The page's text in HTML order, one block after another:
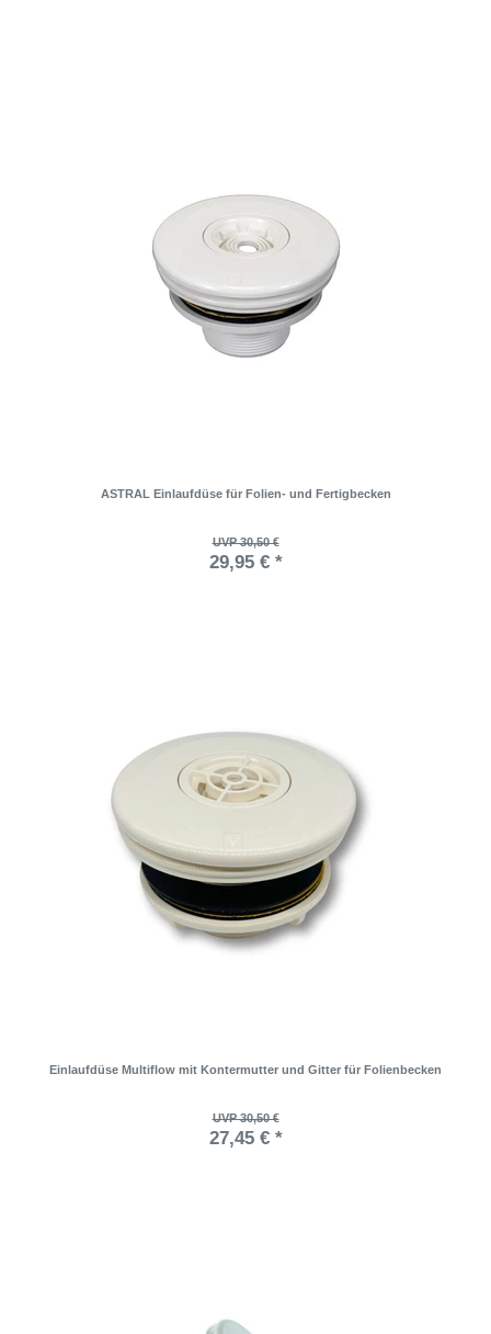
ASTRAL Einlaufdüse für Folien- und Fertigbecken
UVP 30,50 €
29,95 € *
Einlaufdüse Multiflow mit Kontermutter und Gitter für Folienbecken
UVP 30,50 €
27,45 € *